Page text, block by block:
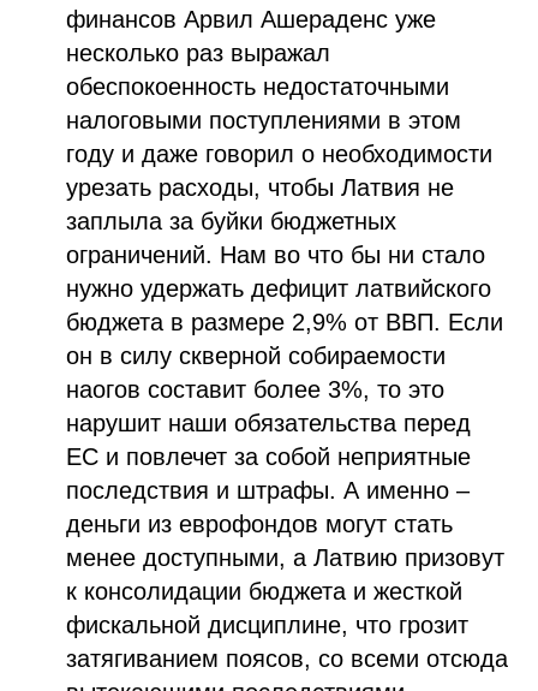
финансов Арвил Ашераденс уже
несколько раз выражал
обеспокоенность недостаточными
налоговыми поступлениями в этом
году и даже говорил о необходимости
урезать расходы, чтобы Латвия не
заплыла за буйки бюджетных
ограничений. Нам во что бы ни стало
нужно удержать дефицит латвийского
бюджета в размере 2,9% от ВВП. Если
он в силу скверной собираемости
наогов составит более 3%, то это
нарушит наши обязательства перед
ЕС и повлечет за собой неприятные
последствия и штрафы. А именно –
деньги из еврофондов могут стать
менее доступными, а Латвию призовут
к консолидации бюджета и жесткой
фискальной дисциплине, что грозит
затягиванием поясов, со всеми отсюда